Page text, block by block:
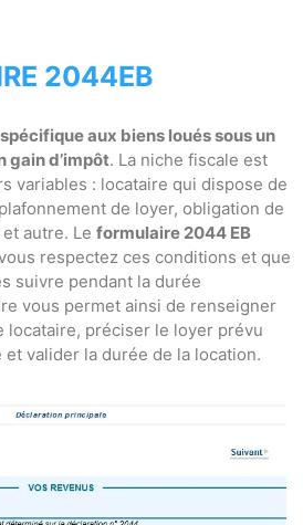
2044EB
aux biens loués sous un
gain d’impôt. La niche fiscale est
variables : locataire qui dispose de
de loyer, obligation de
autre. Le formulaire 2044 EB
respectez ces conditions et que
suivre pendant la durée
vous permet ainsi de renseigner
locataire, préciser le loyer prévu
valider la durée de la location.